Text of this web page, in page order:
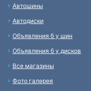
Автошины
Автодиски
Объявления б у шин
Объявления б у дисков
Все магазины
Фото галерея